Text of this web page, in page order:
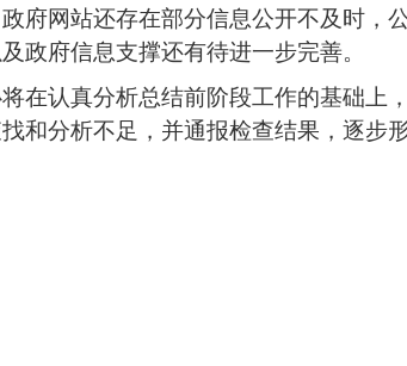
府网站还存在部分信息公开不及时，
政府信息支撑还有待进一步完善。
在认真分析总结前阶段工作的基础上
和分析不足，并通报检查结果，逐步